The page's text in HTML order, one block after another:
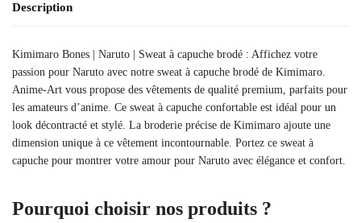
Description
Kimimaro Bones | Naruto | Sweat à capuche brodé : Affichez votre
passion pour Naruto avec notre sweat à capuche brodé de Kimimaro.
Anime-Art vous propose des vêtements de qualité premium, parfaits pour
les amateurs d’anime. Ce sweat à capuche confortable est idéal pour un
look décontracté et stylé. La broderie précise de Kimimaro ajoute une
dimension unique à ce vêtement incontournable. Portez ce sweat à
capuche pour montrer votre amour pour Naruto avec élégance et confort.
Pourquoi choisir nos produits ?